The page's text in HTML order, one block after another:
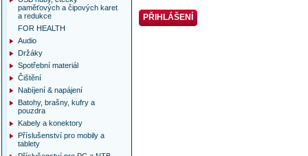
PŘIHLÁŠENÍ
paměťových a čipových karet
a redukce
FOR HEALTH
Audio
Držáky
Spotřební materiál
Čištění
Nabíjení & napájení
Batohy, brašny, kufry a
pouzdra
Kabely a konektory
Příslušenství pro mobily a
tablety